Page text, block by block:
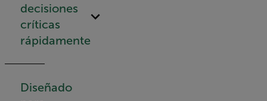
decisiones
críticas
rápidamente
Diseñado